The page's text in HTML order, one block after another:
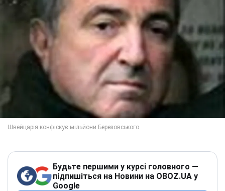
Будьте першими у курсі головного —
підпишіться на Новини на OBOZ.UA у
Google